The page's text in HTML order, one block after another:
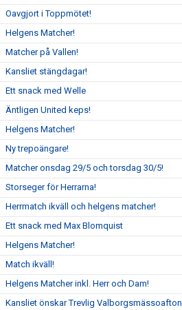
Oavgjort i Toppmötet!
Helgens Matcher!
Matcher på Vallen!
Kansliet stängdagar!
Ett snack med Welle
Äntligen United keps!
Helgens Matcher!
Ny trepoängare!
Matcher onsdag 29/5 och torsdag 30/5!
Storseger för Herrarna!
Herrmatch ikväll och helgens matcher!
Ett snack med Max Blomquist
Helgens Matcher!
Match ikväll!
Helgens Matcher inkl. Herr och Dam!
Kansliet önskar Trevlig Valborgsmässoafton